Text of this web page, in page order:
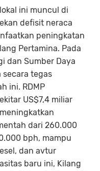
ini muncul di
defisit neraca
peningkatan
Pertamina. Pada
dan Sumber Daya
secara tegas
ini. RDMP
US$7,4 miliar
dari 260.000
bph, mampu
dan avtur
baru ini, Kilang